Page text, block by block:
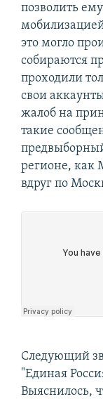
позволить
это могло
собираются
проходили
свои
жалоб на
такие
регионе, как
вдруг по
Следующий
"Единая
Выяснилось,